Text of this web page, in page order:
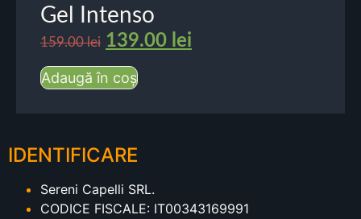
Gel Intenso
159.00lei 139.00 lei
Adaugă în coș
IDENTIFICARE
Sereni Capelli SRL.
CODICE FISCALE: IT00343169991